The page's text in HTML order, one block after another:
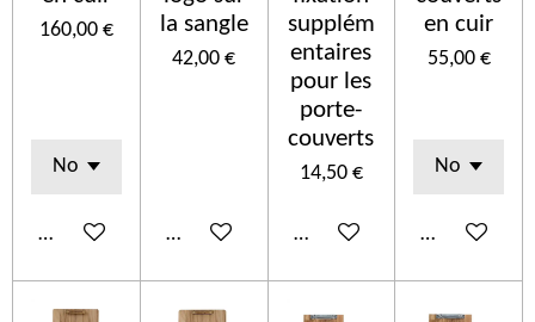
160,00 €
In den Warenkorb
la sangle
42,00 €
In den Warenkorb
supplém
entaires
pour les
porte-
couverts
14,50 €
In den Warenkorb
en cuir
55,00 €
Details